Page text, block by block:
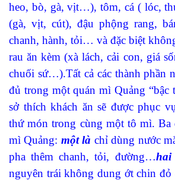
heo, bò, gà, vịt…), tôm, cá ( lóc,
(gà, vịt, cút), đậu phộng rang,
chanh, hành, tỏi… và đặc biệt
rau ăn kèm (xà lách, cải con, giá
chuối sứ…).Tất cả các thành phần
đủ trong một quán mì Quảng “bậc
sởthích khách ăn sẽ được phục
thứ món trong cùng một tô mì. Ba
mì Quảng: một là chỉ dùng nước
pha thêm chanh, tỏi, đường…hai
nguyên trái không dung ớt chin